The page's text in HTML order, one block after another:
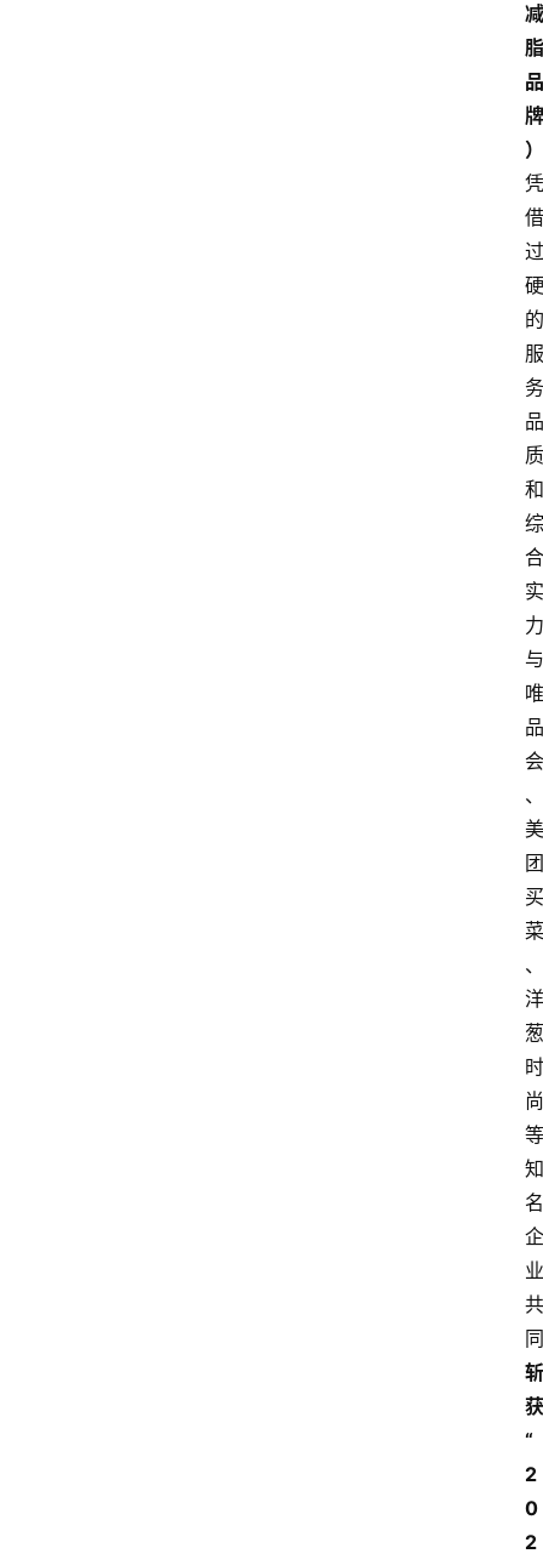
减
脂
品
牌
）
凭
借
过
硬
的
服
务
品
质
和
综
合
实
力
与
唯
品
会
、
美
团
买
菜
、
洋
葱
时
尚
等
知
名
企
业
共
同
斩
获
“
2
0
2